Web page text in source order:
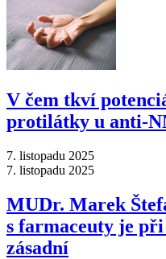
V čem tkví
protilátky u anti-
7. listopadu 2025
7. listopadu 2025
MUDr. Marek
s farmaceuty je
zásadní